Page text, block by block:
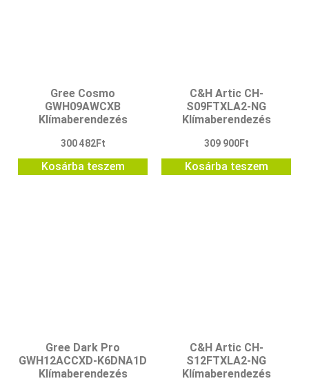
Gree Cosmo
GWH09AWCXB
Klímaberendezés
300 482Ft
Kosárba teszem
C&H Artic CH-
S09FTXLA2-NG
Klímaberendezés
309 900Ft
Kosárba teszem
Gree Dark Pro
GWH12ACCXD-K6DNA1D
Klímaberendezés
C&H Artic CH-
S12FTXLA2-NG
Klímaberendezés